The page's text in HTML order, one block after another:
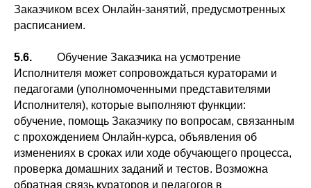
Заказчиком всех Онлайн-занятий, предусмотренных
расписанием.
5.6. Обучение Заказчика на усмотрение
Исполнителя может сопровождаться кураторами и
педагогами (уполномоченными представителями
Исполнителя), которые выполняют функции:
обучение, помощь Заказчику по вопросам, связанным
с прохождением Онлайн-курса, объявления об
изменениях в сроках или ходе обучающего процесса,
проверка домашних заданий и тестов. Возможна
обратная связь кураторов и педагогов в